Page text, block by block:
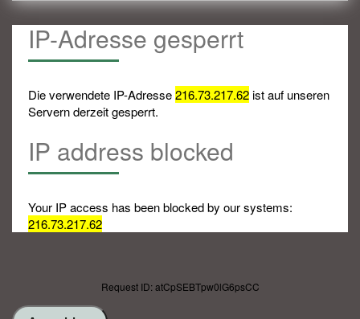
IP-Adresse gesperrt
Die verwendete IP-Adresse216.73.217.62ist auf unseren
Servern derzeit gesperrt.
IP address blocked
Your IP access has been blocked by our systems:
216.73.217.62
Request ID: atCpSEBTpw0lG6psCC